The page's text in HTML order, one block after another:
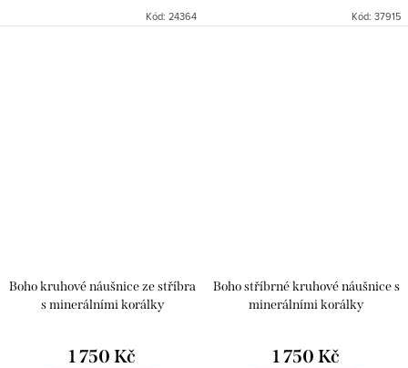
Kód: 24364 Kód: 37915
Boho kruhové náušnice ze stříbra
s minerálními korálky
1 750 Kč
Boho stříbrné kruhové náušnice s
minerálními korálky
1 750 Kč